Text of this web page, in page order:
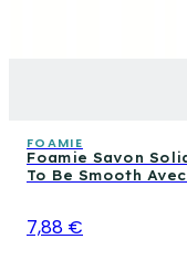
FOAMIE
Foamie Savon
To Be Smooth
7,88 €